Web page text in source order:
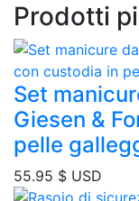
Prodotti
Set
Giesen &
pelle
55.95 $ USD